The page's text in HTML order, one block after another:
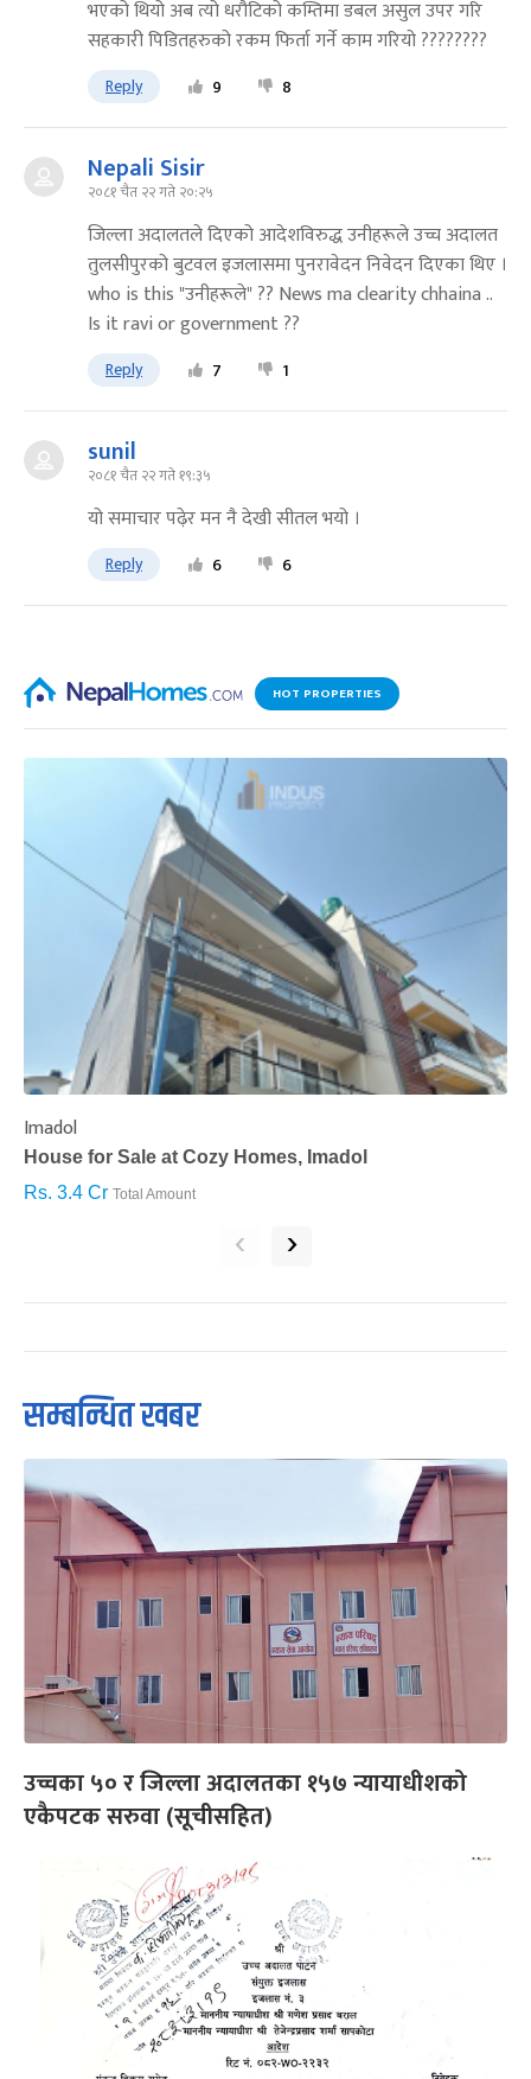
भ​एको थियो अब त्यो धरौटिको कम्तिमा डबल असुल उपर गरि
सहकारी पिडितहरुको रकम फिर्ता गर्ने काम गरियो ????????
Reply 9 8
Nepali Sisir
२०८१ चैत २२ गते २०:२५
जिल्ला अदालतले दिएको आदेशविरुद्ध उनीहरूले उच्च अदालत
तुलसीपुरको बुटवल इजलासमा पुनरावेदन निवेदन दिएका थिए ।
who is this "उनीहरूले" ?? News ma clearity chhaina ..
Is it ravi or government ??
Reply 7 1
sunil
२०८१ चैत २२ गते १९:३५
यो समाचार पढ़ेर मन नै देखी सीतल भयो ।
Reply 6 6
HOT PROPERTIES
Imadol
House for Sale at Cozy Homes, Imadol
Rs. 3.4 Cr Total Amount
‹ ›
सम्बन्धित खबर
उच्चका ५० र जिल्ला अदालतका १५७ न्यायाधीशको
एकैपटक सरुवा (सूचीसहित)